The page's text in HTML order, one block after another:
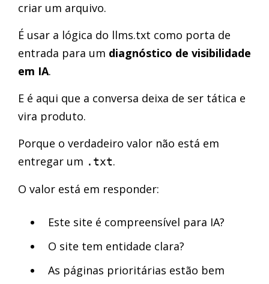
criar um arquivo.
É usar a lógica do llms.txt como porta de
entrada para um diagnóstico de visibilidade
em IA.
E é aqui que a conversa deixa de ser tática e
vira produto.
Porque o verdadeiro valor não está em
entregar um .txt.
O valor está em responder:
Este site é compreensível para IA?
O site tem entidade clara?
As páginas prioritárias estão bem